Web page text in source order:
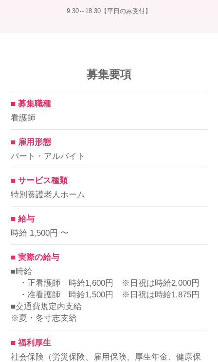
9:30～18:30【平日のみ受付】
募集要項
■ 募集職種
看護師
■ 雇用形態
パート・アルバイト
■ サービス種類
特別養護老人ホーム
■ 給与
時給 1,500円 〜
■ 実際の給与
■時給
・正看護師 時給1,600円 ※日祝は時給2,000円
・准看護師 時給1,500円 ※日祝は時給1,875円
■交通費規定内支給
※夏・冬寸志支給
■ 福利厚生
社会保険（労災保険、雇用保険、厚生年金、健康保